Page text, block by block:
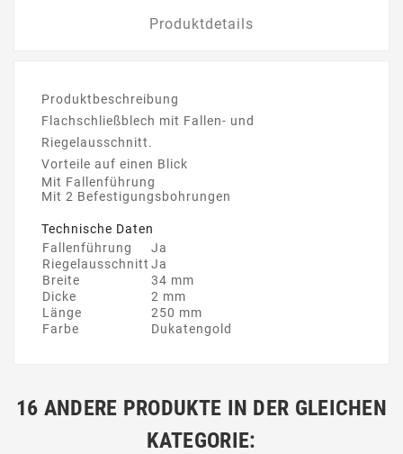
Produktdetails
Produktbeschreibung
Flachschließblech mit Fallen- und
Riegelausschnitt.
Vorteile auf einen Blick
Mit Fallenführung
Mit 2 Befestigungsbohrungen
Technische Daten
Fallenführung
Ja
Riegelausschnitt Ja
Breite
34 mm
Dicke
2 mm
Länge
250 mm
Farbe
Dukatengold
16 ANDERE PRODUKTE IN DER GLEICHEN
KATEGORIE: